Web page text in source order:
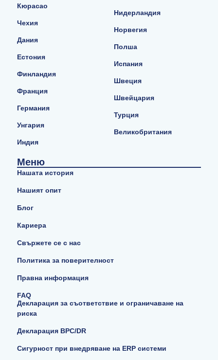
Кюрасао
Чехия
Дания
Естония
Финландия
Франция
Германия
Унгария
Индия
Нидерландия
Норвегия
Полша
Испания
Швеция
Швейцария
Турция
Великобритания
Меню
Нашата история
Нашият опит
Блог
Кариера
Свържете се с нас
Политика за поверителност
Правна информация
FAQ
Декларация за съответствие и ограничаване на
риска
Декларация BPC/DR
Сигурност при внедряване на ERP системи